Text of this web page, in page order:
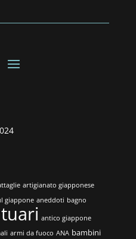
artigianato giapponese
giappone aneddoti bagno
antico giappone
armi da fuoco ANA bambini